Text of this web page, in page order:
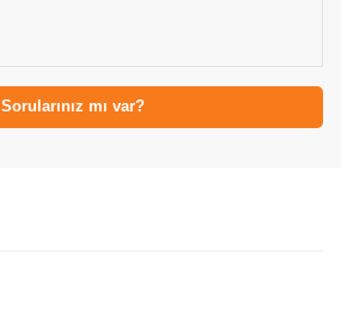
Sorularınız mı var?